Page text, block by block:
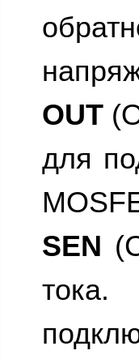
OUT
для
SEN
тока.